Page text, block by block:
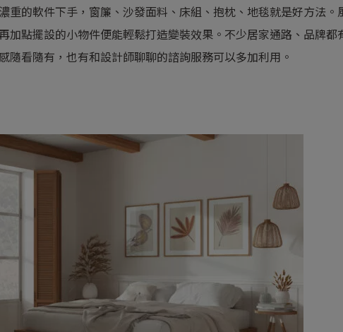
重的軟件下手，窗簾、沙發面料、床組、抱枕、地毯就是好方法。
加點擺設的小物件便能輕鬆打造變裝效果。不少居家通路、品牌都
看隨有，也有和設計師聊聊的諮詢服務可以多加利用。